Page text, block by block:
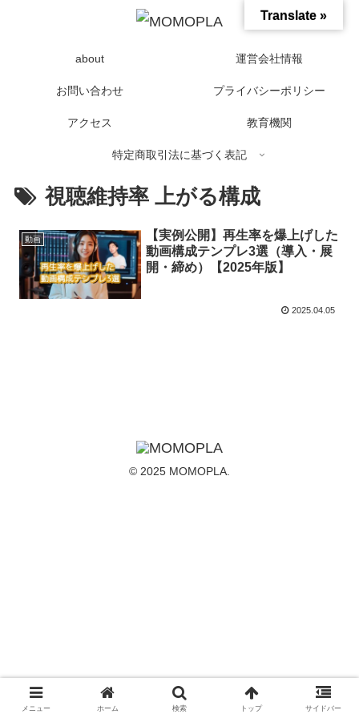
about 運営会社情報
お問い合わせ プライバシーポリシー
アクセス 教育機関
特定商取引法に基づく表記
視聴維持率 上がる構成
動画
【実例公開】再生率を爆上げした
動画構成テンプレ3選（導入・展
開・締め）【2025年版】
2025.04.05
© 2025 MOMOPLA.
メニュー ホーム 検索 トップ サイドバー
Translate »